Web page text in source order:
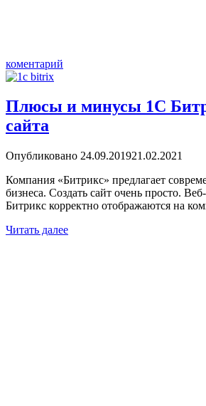
коментарий
Плюсы и минусы 1С
сайта
Опубликовано 24.09.201921.02.2021
Компания «Битрикс» предлагает
бизнеса. Создать сайт очень просто.
Битрикс корректно отображаются на
Читать далее